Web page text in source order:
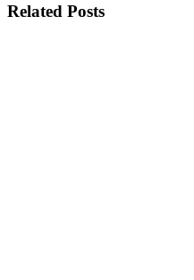
Related Posts